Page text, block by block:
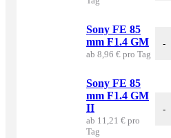
Sony FE 85
mm F1.4 GM
ab 8,96 € pro Tag
-
Sony FE 85
mm F1.4 GM
II
ab 11,21 € pro
Tag
-